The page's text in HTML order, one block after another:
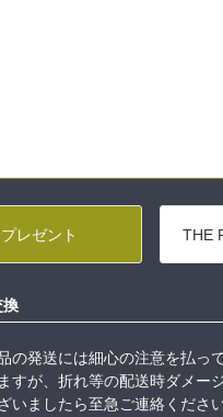
レゼント THE
換
の発送には細心の注意を払っ
すが、折れ等の配送時ダメー
いましたら至急ご連絡ください